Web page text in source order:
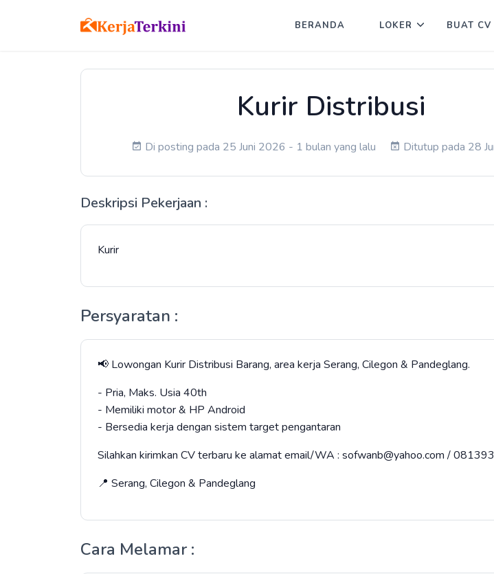
BERANDA LOKER BUAT
Kurir Distribusi
Di posting pada 25 Juni 2026 - 1 bulan yang lalu Ditutup pada 28
Deskripsi Pekerjaan :
Kurir
Persyaratan :
📢 Lowongan Kurir Distribusi Barang, area kerja Serang, Cilegon & Pandeglang.
- Pria, Maks. Usia 40th
- Memiliki motor & HP Android
- Bersedia kerja dengan sistem target pengantaran
Silahkan kirimkan CV terbaru ke alamat email/WA : sofwanb@yahoo.com /
📍 Serang, Cilegon & Pandeglang
Cara Melamar :